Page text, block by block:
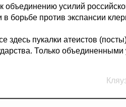
объединению усилий
борьбе против экспансии
здесь пукалки атеистов
Только